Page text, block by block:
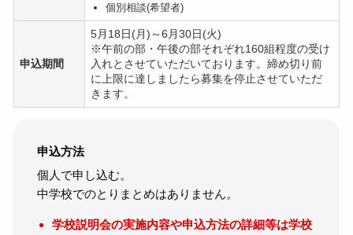
個別相談(希望者)
申込期間
5月18日(月)～6月30日(火)
※午前の部・午後の部それぞれ160組程度の受け
入れとさせていただいております。締め切り前
に上限に達しましたら募集を停止させていただ
きます。
申込方法
個人で申し込む。
中学校でのとりまとめはありません。
学校説明会の実施内容や申込方法の詳細等は学校